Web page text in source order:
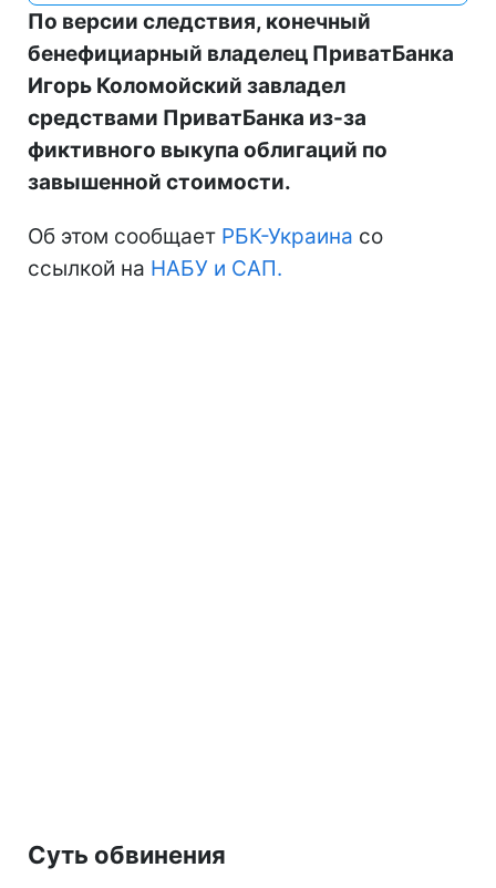
По версии следствия, конечный
бенефициарный владелец ПриватБанка
Игорь Коломойский завладел
средствами ПриватБанка из-за
фиктивного выкупа облигаций по
завышенной стоимости.
Об этом сообщает РБК-Украина со
ссылкой на НАБУ и САП.
Суть обвинения